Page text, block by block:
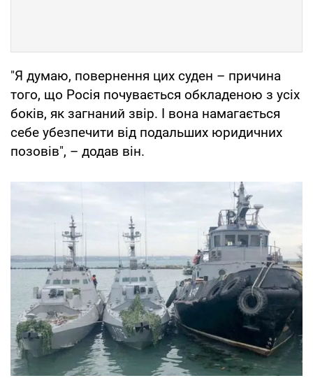
"Я думаю, повернення цих суден – причина
того, що Росія почувається обкладеною з усіх
боків, як загнаний звір. І вона намагається
себе убезпечити від подальших юридичних
позовів", – додав він.